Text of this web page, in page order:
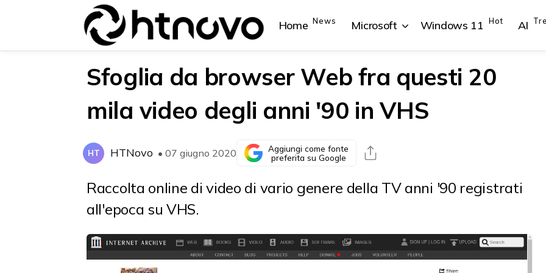
Home News Microsoft
{{POSTS[0].LABEL}} {{POSTS[1].LABEL}}
Windows 11 Hot AI
{{POSTS[0].LABEL}} {{POSTS[1].LABEL}}
Sfoglia da browser Web fra questi 20
mila video degli anni '90 in VHS
HT HTNovo • 07 giugno 2020
Aggiungi come fonte
preferita su Google
Raccolta online di video di vario genere della TV anni '90 registrati
all'epoca su VHS.